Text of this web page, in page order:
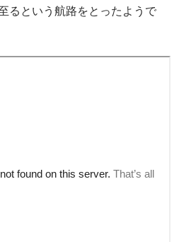
るという航路をとったようで